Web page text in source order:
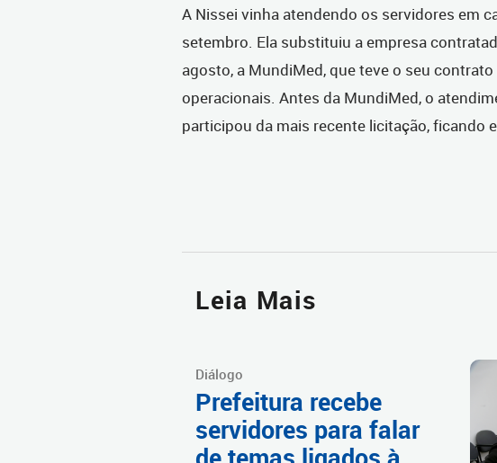
A Nissei vinha atendendo os servidores em
setembro. Ela substituiu a empresa
agosto, a MundiMed, que teve o seu
operacionais. Antes da MundiMed, o
participou da mais recente licitação, ficando
Leia Mais
Diálogo
Prefeitura recebe
servidores para falar